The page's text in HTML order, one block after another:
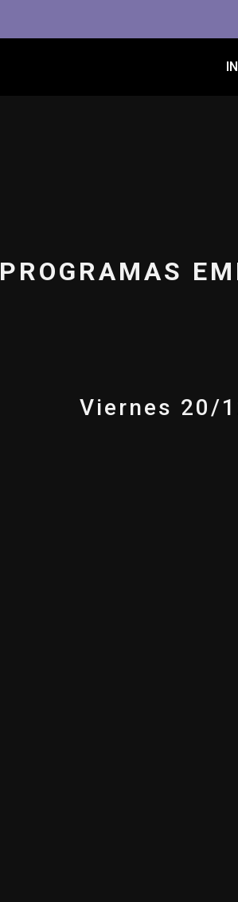
PROGRAMAS
Viernes 20/